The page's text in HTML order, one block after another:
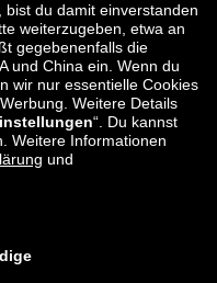
und Lieferpartner